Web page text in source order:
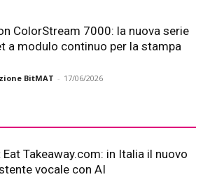
ColorStream 7000: la nuova serie
a modulo continuo per la stampa
BitMAT - 17/06/2026
Takeaway.com: in Italia il nuovo
vocale con AI